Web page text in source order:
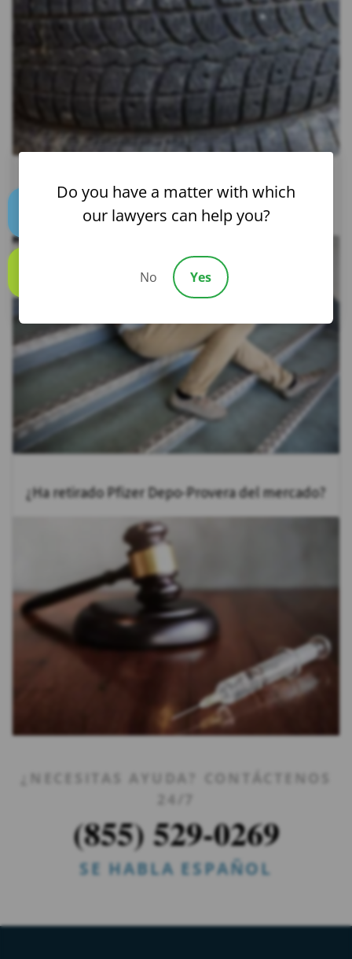
¿Cómo presentar una demanda contra un
supermercado?
¿Ha retirado Pfizer Depo-Provera del mercado?
¿NECESITAS AYUDA? CONTÁCTENOS
24/7
(855) 529-0269
SE HABLA ESPAÑOL
Do you have a matter with which
our lawyers can help you?
No Yes